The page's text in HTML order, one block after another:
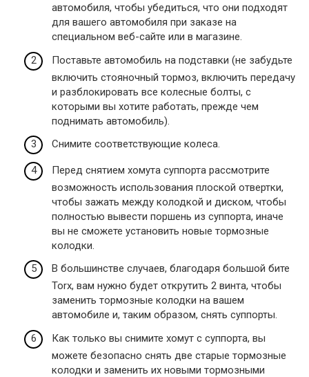
автомобиля, чтобы убедиться, что они подходят
для вашего автомобиля при заказе на
специальном веб-сайте или в магазине.
Поставьте автомобиль на подставки (не забудьте
включить стояночный тормоз, включить передачу
и разблокировать все колесные болты, с
которыми вы хотите работать, прежде чем
поднимать автомобиль).
Снимите соответствующие колеса.
Перед снятием хомута суппорта рассмотрите
возможность использования плоской отвертки,
чтобы зажать между колодкой и диском, чтобы
полностью вывести поршень из суппорта, иначе
вы не сможете установить новые тормозные
колодки.
В большинстве случаев, благодаря большой бите
Torx, вам нужно будет открутить 2 винта, чтобы
заменить тормозные колодки на вашем
автомобиле и, таким образом, снять суппорты.
Как только вы снимите хомут с суппорта, вы
можете безопасно снять две старые тормозные
колодки и заменить их новыми тормозными